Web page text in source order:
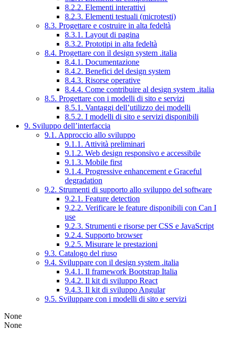
8.2.2. Elementi interattivi
8.2.3. Elementi testuali (microtesti)
8.3. Progettare e costruire in alta fedeltà
8.3.1. Layout di pagina
8.3.2. Prototipi in alta fedeltà
8.4. Progettare con il design system .italia
8.4.1. Documentazione
8.4.2. Benefici del design system
8.4.3. Risorse operative
8.4.4. Come contribuire al design system .italia
8.5. Progettare con i modelli di sito e servizi
8.5.1. Vantaggi dell’utilizzo dei modelli
8.5.2. I modelli di sito e servizi disponibili
9. Sviluppo dell’interfaccia
9.1. Approccio allo sviluppo
9.1.1. Attività preliminari
9.1.2. Web design responsivo e accessibile
9.1.3. Mobile first
9.1.4. Progressive enhancement e Graceful
degradation
9.2. Strumenti di supporto allo sviluppo del software
9.2.1. Feature detection
9.2.2. Verificare le feature disponibili con Can I
use
9.2.3. Strumenti e risorse per CSS e JavaScript
9.2.4. Supporto browser
9.2.5. Misurare le prestazioni
9.3. Catalogo del riuso
9.4. Sviluppare con il design system .italia
9.4.1. Il framework Bootstrap Italia
9.4.2. Il kit di sviluppo React
9.4.3. Il kit di sviluppo Angular
9.5. Sviluppare con i modelli di sito e servizi
None
None